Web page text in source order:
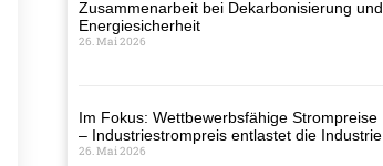
Zusammenarbeit bei Dekarbonisierung und
Energiesicherheit
26. Mai 2026
Im Fokus: Wettbewerbsfähige Strompreise
– Industriestrompreis entlastet die Industrie
26. Mai 2026